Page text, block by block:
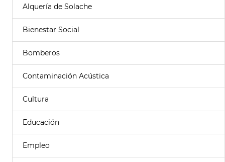
Alquería de Solache
Bienestar Social
Bomberos
Contaminación Acústica
Cultura
Educación
Empleo